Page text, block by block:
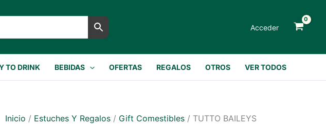
Acceder
TO DRINK BEBIDAS OFERTAS REGALOS OTROS VER TODOS
Inicio / Estuches Y Regalos / Gift Comestibles / TUTTO BAILEYS